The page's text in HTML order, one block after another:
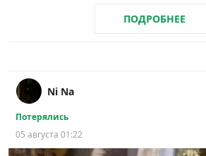
ПОДРОБНЕЕ
Ni Na
Потерялись
05 августа 01:22